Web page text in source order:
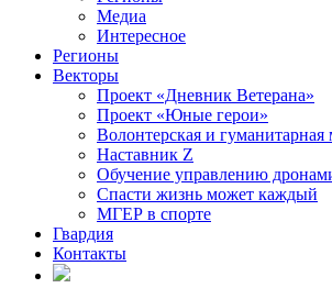
Медиа
Интересное
Регионы
Векторы
Проект «Дневник Ветерана»
Проект «Юные герои»
Волонтерская и
Наставник Z
Обучение управлению
Спасти жизнь может каждый
МГЕР в спорте
Гвардия
Контакты